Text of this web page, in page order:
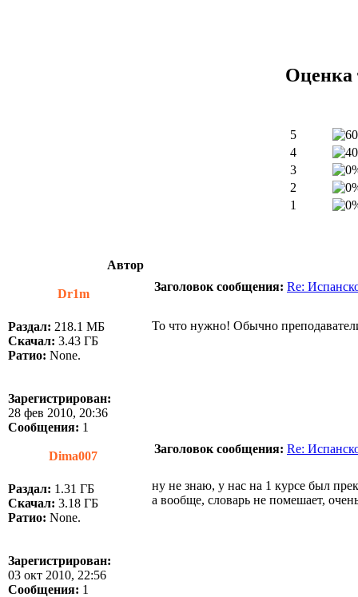
Оценка
5
4
3
2
1
Автор
Dr1m
Заголовок сообщения: Re:
Раздал: 218.1 МБ
Скачал: 3.43 ГБ
Ратио: None.
Зарегистрирован:
28 фев 2010, 20:36
Сообщения: 1
То что нужно! Обычно
Dima007
Заголовок сообщения: Re:
Раздал: 1.31 ГБ
Скачал: 3.18 ГБ
Ратио: None.
Зарегистрирован:
03 окт 2010, 22:56
Сообщения: 1
ну не знаю, у нас на 1 курсе был
а вообще, словарь не помешает,